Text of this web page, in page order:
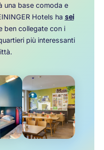
una base comoda e
Hotels ha sei
ben collegate con i
più interessanti